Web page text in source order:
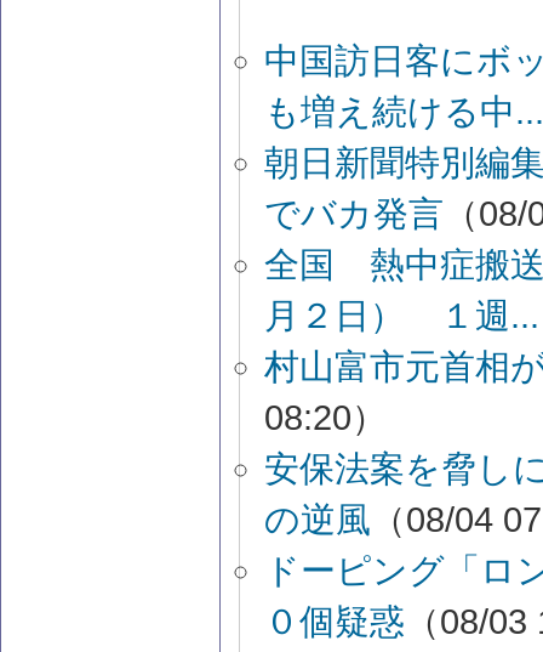
中国訪日客にボ
も増え続ける中...
朝日新聞特別編
でバカ発言 （
全国 熱中症搬送
月２日） １週...
村山富市元首相
08:20）
安保法案を脅し
の逆風 （08/04
ドーピング「
０個疑惑 （08/